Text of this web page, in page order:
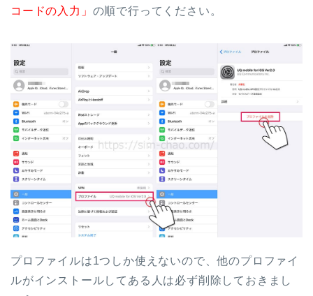
コードの入力」 の順で行ってください。
プロファイルは1つしか使えないので、他のプロファイ
ルがインストールしてある人は必ず削除しておきまし